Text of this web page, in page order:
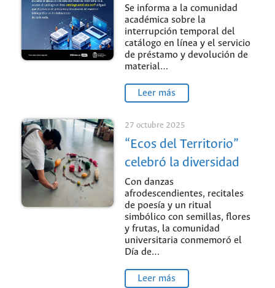
Servicios Bibliotecarios
UNAL
Se informa a la comunidad
académica sobre la
interrupción temporal del
catálogo en línea y el servicio
de préstamo y devolución de
material…
Leer más
27 octubre 2025
“Ecos del Territorio”
celebró la diversidad
cultural en la UNAL
Sede de La Paz
Con danzas
afrodescendientes, recitales
de poesía y un ritual
simbólico con semillas, flores
y frutas, la comunidad
universitaria conmemoró el
Día de…
Leer más